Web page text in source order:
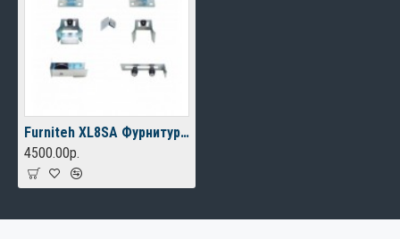
Furniteh XL8SA Фурнитура для откатных ворот
4500.00р.